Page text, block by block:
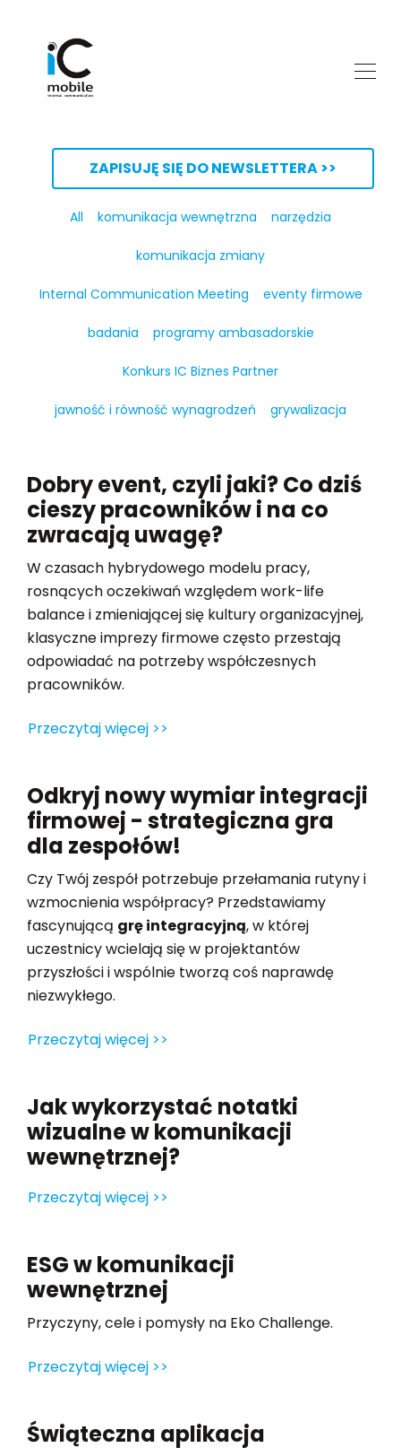
ZAPISUJĘ SIĘ DO NEWSLETTERA >>
All komunikacja wewnętrzna narzędzia
komunikacja zmiany
Internal Communication Meeting eventy firmowe
badania programy ambasadorskie
Konkurs IC Biznes Partner
jawność i równość wynagrodzeń grywalizacja
Dobry event, czyli jaki? Co dziś
cieszy pracowników i na co
zwracają uwagę?
W czasach hybrydowego modelu pracy,
rosnących oczekiwań względem work-life
balance i zmieniającej się kultury organizacyjnej,
klasyczne imprezy firmowe często przestają
odpowiadać na potrzeby współczesnych
pracowników.
Przeczytaj więcej >>
Odkryj nowy wymiar integracji
firmowej - strategiczna gra
dla zespołów!
Czy Twój zespół potrzebuje przełamania rutyny i
wzmocnienia współpracy? Przedstawiamy
fascynującą grę integracyjną, w której
uczestnicy wcielają się w projektantów
przyszłości i wspólnie tworzą coś naprawdę
niezwykłego.
Przeczytaj więcej >>
Jak wykorzystać notatki
wizualne w komunikacji
wewnętrznej?
Przeczytaj więcej >>
ESG w komunikacji
wewnętrznej
Przyczyny, cele i pomysły na Eko Challenge.
Przeczytaj więcej >>
Świąteczna aplikacja